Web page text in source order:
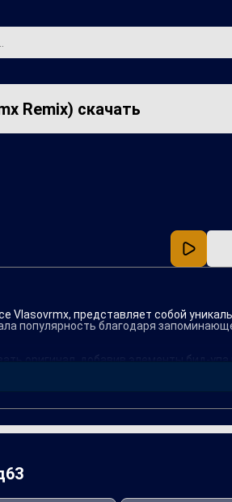
Новинки
Remix) скачать
Vlasovrmx, представляет собой
популярность благодаря
оригинал, добавив элементы бид-
произведением и
свежий взгляд на уже знакомую